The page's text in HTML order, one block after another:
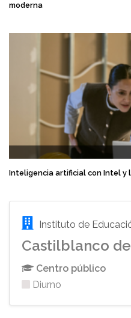
moderna
Inteligencia artificial con Intel y
Instituto de
Castilblanco
Centro público
Diurno